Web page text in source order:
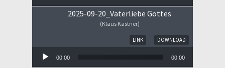
2025-09-20_Vaterliebe Gottes
(Klaus Kastner)
DOWNLOAD
LINK
00:00 00:00